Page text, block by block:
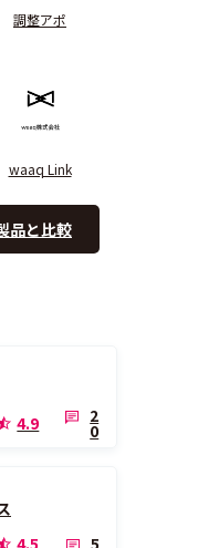
調整アポ
waaq Link
品と比較
4.9
2
0
5